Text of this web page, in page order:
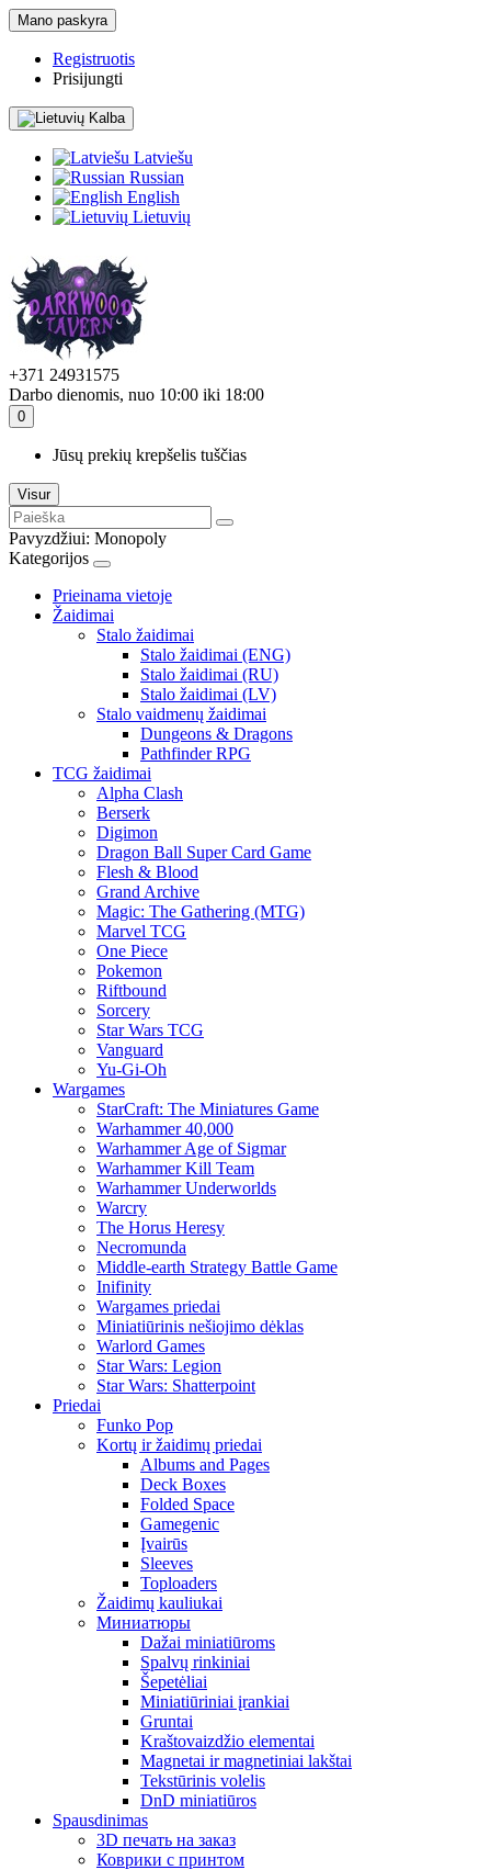
Mano paskyra
Registruotis
Prisijungti
Kalba
Latviešu
Russian
English
Lietuvių
+371 24931575
Darbo dienomis, nuo 10:00 iki 18:00
0
Jūsų prekių krepšelis tuščias
Visur
Pavyzdžiui: Monopoly
Kategorijos
Prieinama vietoje
Žaidimai
Stalo žaidimai
Stalo žaidimai (ENG)
Stalo žaidimai (RU)
Stalo žaidimai (LV)
Stalo vaidmenų žaidimai
Dungeons & Dragons
Pathfinder RPG
TCG žaidimai
Alpha Clash
Berserk
Digimon
Dragon Ball Super Card Game
Flesh & Blood
Grand Archive
Magic: The Gathering (MTG)
Marvel TCG
One Piece
Pokemon
Riftbound
Sorcery
Star Wars TCG
Vanguard
Yu-Gi-Oh
Wargames
StarCraft: The Miniatures Game
Warhammer 40,000
Warhammer Age of Sigmar
Warhammer Kill Team
Warhammer Underworlds
Warcry
The Horus Heresy
Necromunda
Middle-earth Strategy Battle Game
Inifinity
Wargames priedai
Miniatiūrinis nešiojimo dėklas
Warlord Games
Star Wars: Legion
Star Wars: Shatterpoint
Priedai
Funko Pop
Kortų ir žaidimų priedai
Albums and Pages
Deck Boxes
Folded Space
Gamegenic
Įvairūs
Sleeves
Toploaders
Žaidimų kauliukai
Миниатюры
Dažai miniatiūroms
Spalvų rinkiniai
Šepetėliai
Miniatiūriniai įrankiai
Gruntai
Kraštovaizdžio elementai
Magnetai ir magnetiniai lakštai
Tekstūrinis volelis
DnD miniatiūros
Spausdinimas
3D печать на заказ
Коврики с принтом